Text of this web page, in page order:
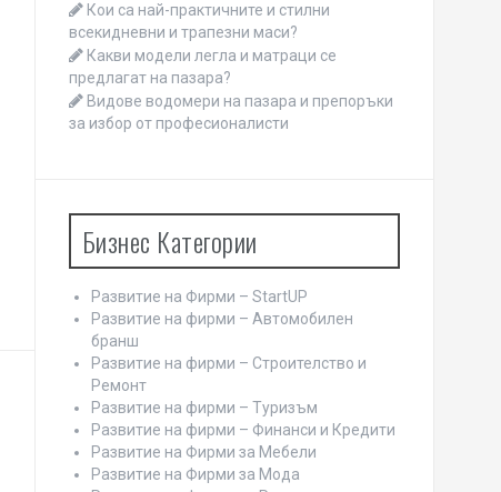
Кои са най-практичните и стилни
всекидневни и трапезни маси?
Какви модели легла и матраци се
предлагат на пазара?
Видове водомери на пазара и препоръки
за избор от професионалисти
Бизнес Категории
Развитие на Фирми – StartUP
Развитие на фирми – Автомобилен
бранш
Развитие на фирми – Строителство и
Ремонт
Развитие на фирми – Туризъм
Развитие на фирми – Финанси и Кредити
Развитие на Фирми за Мебели
Развитие на Фирми за Мода